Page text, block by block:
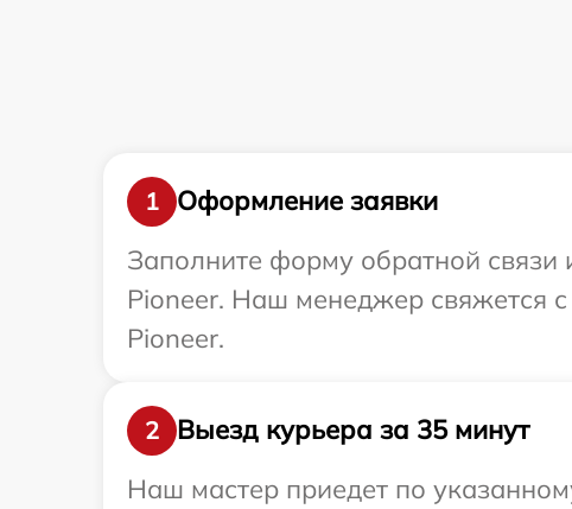
1
Оформление заявки
Заполните форму обратной связи
Pioneer. Наш менеджер свяжется
Pioneer.
2
Выезд курьера за 35 минут
Наш мастер приедет по